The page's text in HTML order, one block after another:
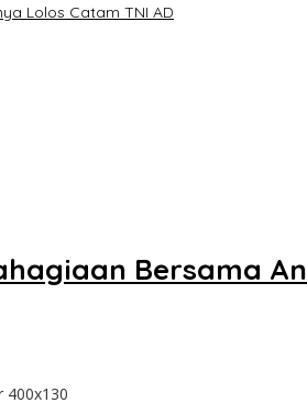
Lolos Catam TNI AD
Bersama